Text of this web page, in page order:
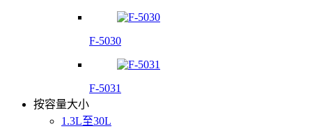
F-5030
F-5031
按容量大小
1.3L至30L